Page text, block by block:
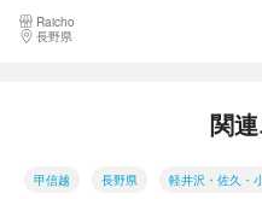
Raicho
長野県
関
甲信越 長野県 軽井沢・佐久・